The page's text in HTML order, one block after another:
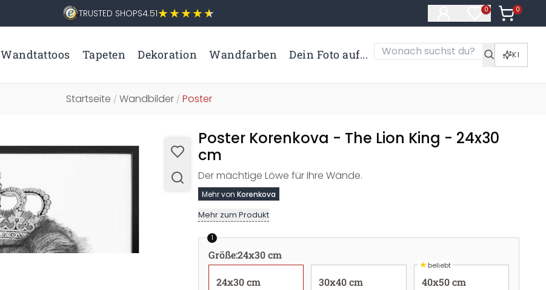
TRUSTED SHOPS4.51 0
Artikel im
0
Artikel
Wandtattoos Tapeten Dekoration Wandfarben Dein Foto auf... KI
Startseite / Wandbilder/ Poster
Poster Korenkova - The Lion King - 24x30
cm
Der mächtige Löwe für Ihre Wände.
Mehr von Korenkova
Mehr zum Produkt
1
Größe:24x30 cm
24x30 cm
30x40 cm
★beliebt
40x50 cm